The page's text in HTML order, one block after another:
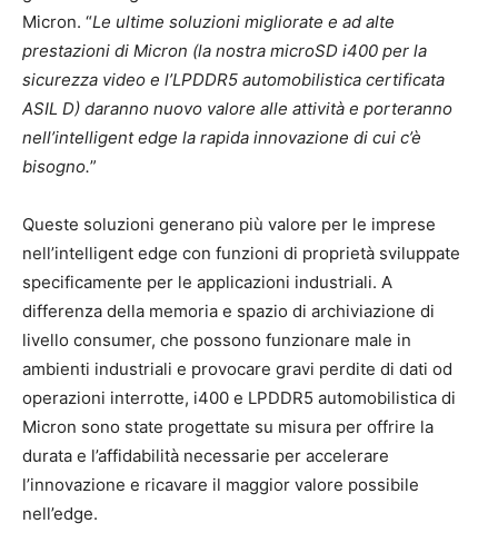
Micron. “Le ultime soluzioni migliorate e ad alte
prestazioni di Micron (la nostra microSD i400 per la
sicurezza video e l’LPDDR5 automobilistica certificata
ASIL D) daranno nuovo valore alle attività e porteranno
nell’intelligent edge la rapida innovazione di cui c’è
bisogno.”
Queste soluzioni generano più valore per le imprese
nell’intelligent edge con funzioni di proprietà sviluppate
specificamente per le applicazioni industriali. A
differenza della memoria e spazio di archiviazione di
livello consumer, che possono funzionare male in
ambienti industriali e provocare gravi perdite di dati od
operazioni interrotte, i400 e LPDDR5 automobilistica di
Micron sono state progettate su misura per offrire la
durata e l’affidabilità necessarie per accelerare
l’innovazione e ricavare il maggior valore possibile
nell’edge.